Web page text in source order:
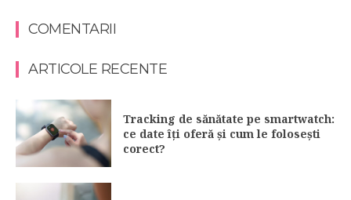
COMENTARII
ARTICOLE RECENTE
Tracking de sănătate pe smartwatch:
ce date îți oferă și cum le folosești
corect?